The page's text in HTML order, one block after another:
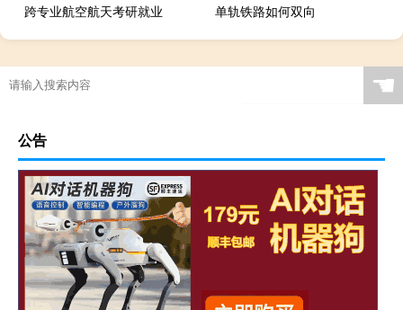
跨专业航空航天考研就业
单轨铁路如何双向
☚
公告